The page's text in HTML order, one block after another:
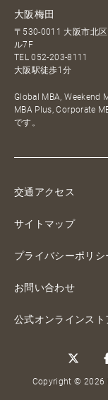
大阪梅田
〒530-0011 大阪市北
ル7F
TEL052-203-8111
大阪駅徒歩1分
Global MBA, Weekend
MBA Plus, Corporate
です。
交通アクセス
サイトマップ
プライバシーポリシ
お問い合わせ
公式オンラインスト
Copyright © 2026